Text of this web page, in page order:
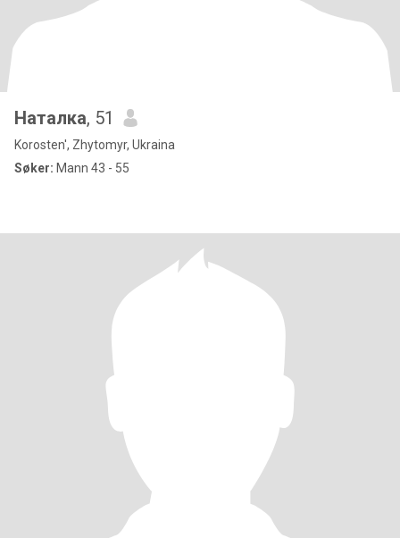
Наталка, 51
Korosten', Zhytomyr, Ukraina
Søker: Mann 43 - 55